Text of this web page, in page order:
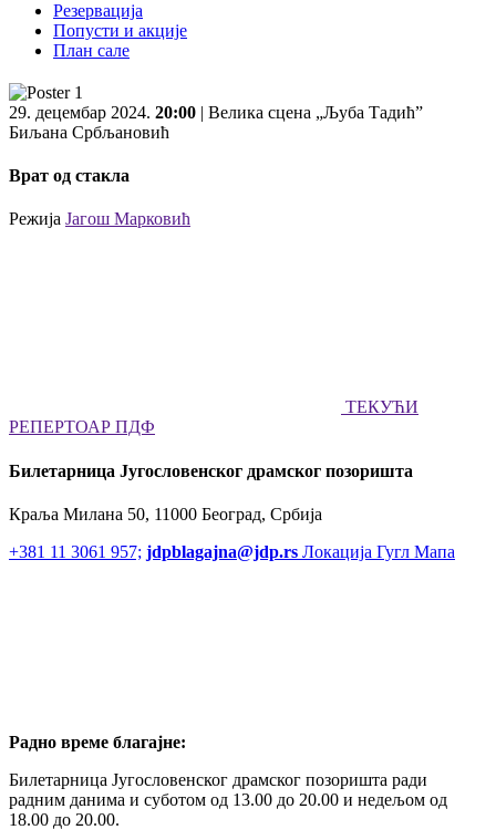
Резервација
Попусти и акције
План сале
29. децембар 2024. 20:00 | Велика сцена „Љуба Тадић”
Биљана Србљановић
Врат од стакла
Режија Јагош Марковић
ТЕКУЋИ
РЕПЕРТОАР ПДФ
Билетарница Југословенског драмског позоришта
Краља Милана 50, 11000 Београд, Србија
+381 11 3061 957; jdpblagajna@jdp.rs Локација Гугл Мапа
Радно време благајне:
Билетарница Југословенског драмског позоришта ради
радним данима и суботом од 13.00 до 20.00 и недељом од
18.00 до 20.00.